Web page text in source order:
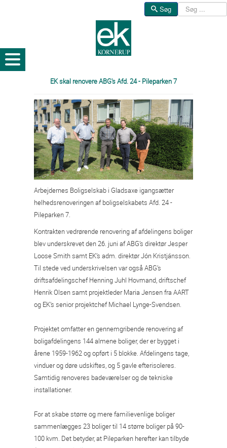
Søg Søg
EK skal renovere ABG's Afd. 24 - Pileparken 7
Arbejdernes Boligselskab i Gladsaxe igangsætter
helhedsrenoveringen af boligselskabets Afd. 24 -
Pileparken 7.
Kontrakten vedrørende renovering af afdelingens boliger
blev underskrevet den 26. juni af ABG’s direktør Jesper
Loose Smith samt EK’s adm. direktør Jón Kristjánsson.
Til stede ved underskrivelsen var også ABG’s
driftsafdelingschef Henning Juhl Hovmand, driftschef
Henrik Olsen samt projektleder Maria Jensen fra AART
og EK’s senior projektchef Michael Lynge-Svendsen.
Projektet omfatter en gennemgribende renovering af
boligafdelingens 144 almene boliger, der er bygget i
årene 1959-1962 og opført i 5 blokke. Afdelingens tage,
vinduer og døre udskiftes, og 5 gavle efterisoleres.
Samtidig renoveres badeværelser og de tekniske
installationer.
For at skabe større og mere familievenlige boliger
sammenlægges 23 boliger til 14 større boliger på 90-
100 kvm. Det betyder, at Pileparken herefter kan tilbyde